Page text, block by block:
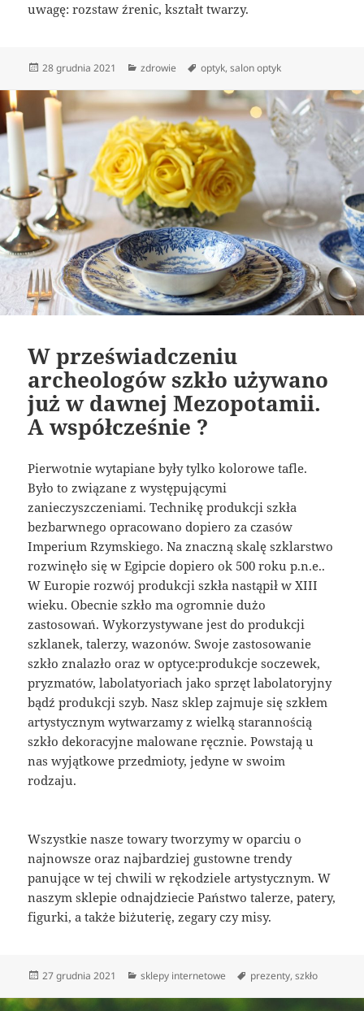
uwagę: rozstaw źrenic, kształt twarzy.
Data
28 grudnia 2021 Kategorie
zdrowie Tagi
optyk,salon optyk
W przeświadczeniu
archeologów szkło używano
już w dawnej Mezopotamii.
A współcześnie ?
Pierwotnie wytapiane były tylko kolorowe tafle.
Było to związane z występującymi
zanieczyszczeniami. Technikę produkcji szkła
bezbarwnego opracowano dopiero za czasów
Imperium Rzymskiego. Na znaczną skalę szklarstwo
rozwinęło się w Egipcie dopiero ok 500 roku p.n.e..
W Europie rozwój produkcji szkła nastąpił w XIII
wieku. Obecnie szkło ma ogromnie dużo
zastosowań. Wykorzystywane jest do produkcji
szklanek, talerzy, wazonów. Swoje zastosowanie
szkło znalazło oraz w optyce:produkcje soczewek,
pryzmatów, labolatyoriach jako sprzęt labolatoryjny
bądź produkcji szyb. Nasz sklep zajmuje się szkłem
artystycznym wytwarzamy z wielką starannością
szkło dekoracyjne malowane ręcznie. Powstają u
nas wyjątkowe przedmioty, jedyne w swoim
rodzaju.
Wszystkie nasze towary tworzymy w oparciu o
najnowsze oraz najbardziej gustowne trendy
panujące w tej chwili w rękodziele artystycznym. W
naszym sklepie odnajdziecie Państwo talerze, patery,
figurki, a także biżuterię, zegary czy misy.
Data
27 grudnia 2021 Kategorie
sklepy internetowe Tagi
prezenty,szkło